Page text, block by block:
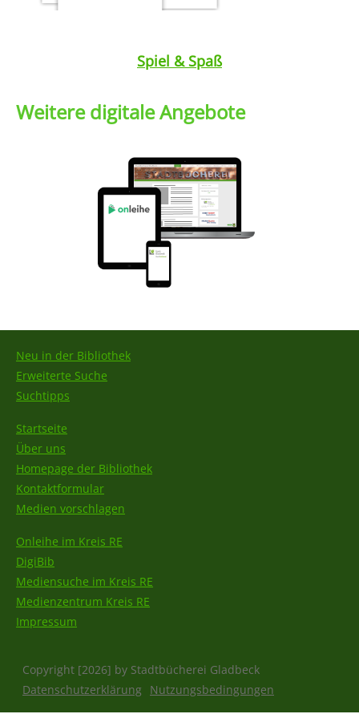
Spiel & Spaß
Weitere digitale Angebote
Neu in der Bibliothek
Erweiterte Suche
Suchtipps
Startseite
Über uns
Homepage der Bibliothek
Kontaktformular
Medien vorschlagen
Onleihe im Kreis RE
DigiBib
Mediensuche im Kreis RE
Medienzentrum Kreis RE
Impressum
Copyright [2026] by Stadtbücherei Gladbeck
Datenschutzerklärung
Nutzungsbedingungen